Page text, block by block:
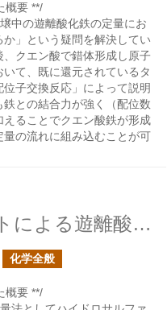
概要 **/
中の遊離酸化鉄の定量にお
」という疑問を解決してい
クエン酸で錯体形成し原子
て、既に還元されているタ
子交換反応」によって説明
との結合力が強く（配位数
ることでクエン酸鉄が形成
の流れに組み込むことが可
ハイドロサルファイトによる遊離酸化鉄の定量の続き
化学全般
概要 **/